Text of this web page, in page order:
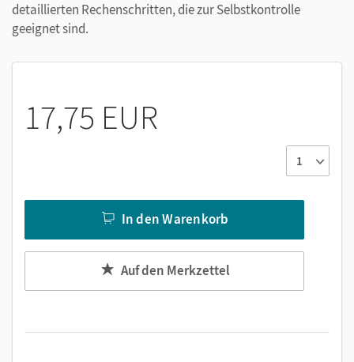
detaillierten Rechenschritten, die zur Selbstkontrolle
geeignet sind.
17,75 EUR
In den Warenkorb
Auf den Merkzettel